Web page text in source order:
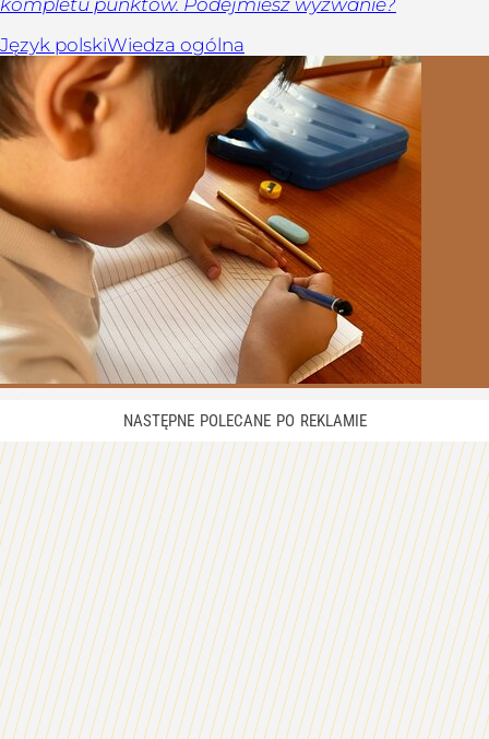
Język polskiWiedza ogólna